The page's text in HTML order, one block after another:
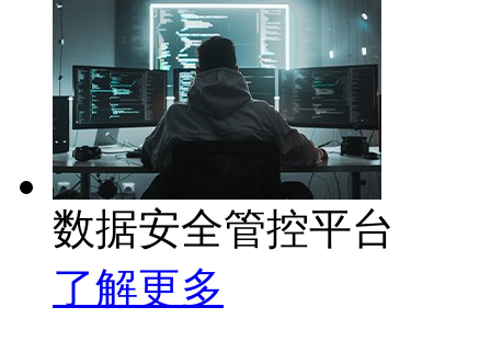
数据安全管控平台
了解更多